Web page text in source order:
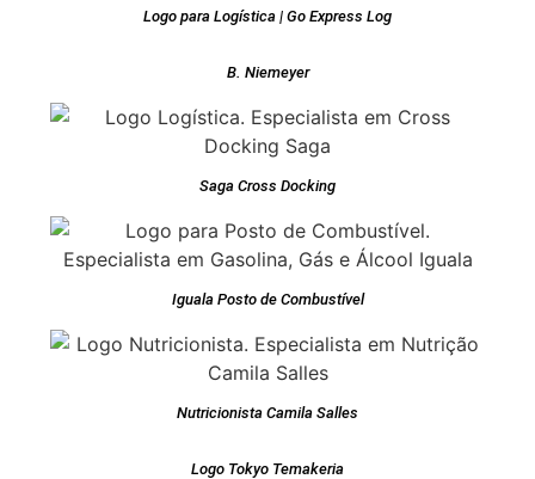
Logo para Logística | Go Express Log
B. Niemeyer
Saga Cross Docking
Iguala Posto de Combustível
Nutricionista Camila Salles
Logo Tokyo Temakeria